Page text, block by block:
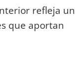
refleja un
que aportan